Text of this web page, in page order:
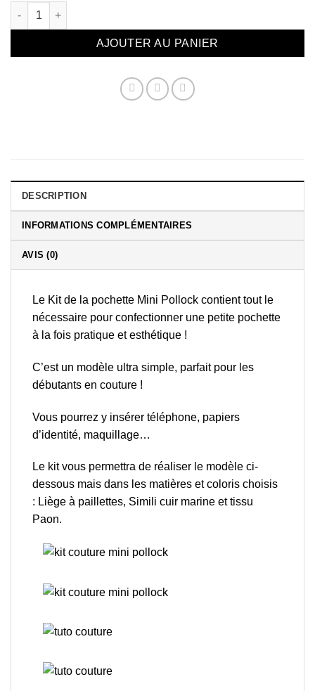
quantité de Kit de la pochette Mini Pollock - Marine/Paon
AJOUTER AU PANIER
DESCRIPTION
INFORMATIONS COMPLÉMENTAIRES
AVIS (0)
Le Kit de la pochette Mini Pollock contient tout le
nécessaire pour confectionner une petite pochette
à la fois pratique et esthétique !
C’est un modèle ultra simple, parfait pour les
débutants en couture !
Vous pourrez y insérer téléphone, papiers
d’identité, maquillage…
Le kit vous permettra de réaliser le modèle ci-
dessous mais dans les matières et coloris choisis
: Liège à paillettes, Simili cuir marine et tissu
Paon.